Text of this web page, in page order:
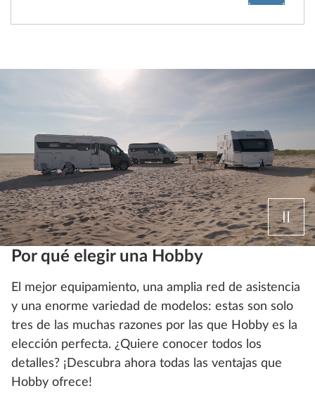
Por qué elegir una Hobby
El mejor equipamiento, una amplia red de asistencia
y una enorme variedad de modelos: estas son solo
tres de las muchas razones por las que Hobby es la
elección perfecta. ¿Quiere conocer todos los
detalles? ¡Descubra ahora todas las ventajas que
Hobby ofrece!